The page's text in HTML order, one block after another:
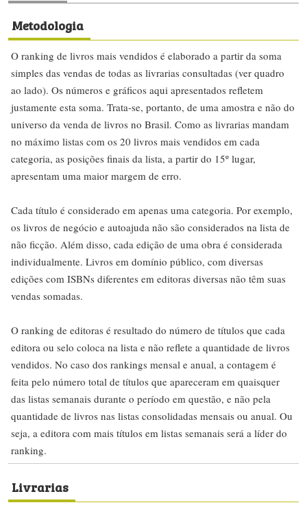
Metodologia
O ranking de livros mais vendidos é elaborado a partir da soma
simples das vendas de todas as livrarias consultadas (ver quadro
ao lado). Os números e gráficos aqui apresentados refletem
justamente esta soma. Trata-se, portanto, de uma amostra e não do
universo da venda de livros no Brasil. Como as livrarias mandam
no máximo listas com os 20 livros mais vendidos em cada
categoria, as posições finais da lista, a partir do 15º lugar,
apresentam uma maior margem de erro.
Cada título é considerado em apenas uma categoria. Por exemplo,
os livros de negócio e autoajuda não são considerados na lista de
não ficção. Além disso, cada edição de uma obra é considerada
individualmente. Livros em domínio público, com diversas
edições com ISBNs diferentes em editoras diversas não têm suas
vendas somadas.
O ranking de editoras é resultado do número de títulos que cada
editora ou selo coloca na lista e não reflete a quantidade de livros
vendidos. No caso dos rankings mensal e anual, a contagem é
feita pelo número total de títulos que apareceram em quaisquer
das listas semanais durante o período em questão, e não pela
quantidade de livros nas listas consolidadas mensais ou anual. Ou
seja, a editora com mais títulos em listas semanais será a líder do
ranking.
Livrarias